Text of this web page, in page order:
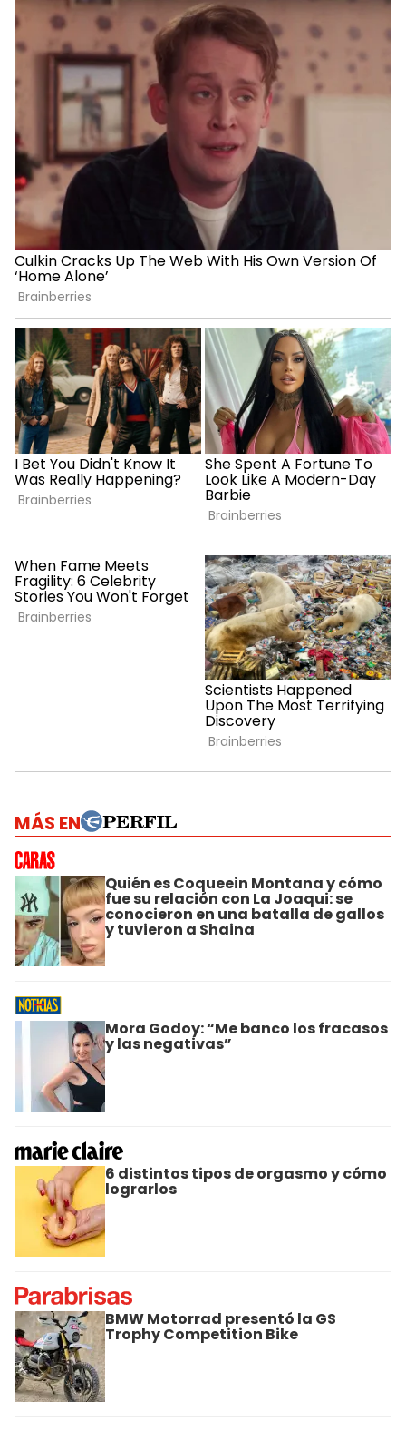
MÁS EN
Quién es Coqueein Montana y cómo
fue su relación con La Joaqui: se
conocieron en una batalla de gallos
y tuvieron a Shaina
Mora Godoy: “Me banco los fracasos
y las negativas”
6 distintos tipos de orgasmo y cómo
lograrlos
BMW Motorrad presentó la GS
Trophy Competition Bike